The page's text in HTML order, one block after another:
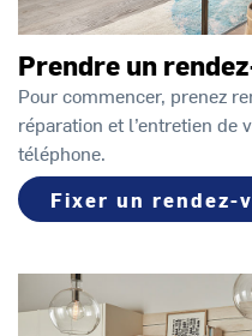
Prendre un
Pour commencer, prenez
réparation et l’entretien de
téléphone.
Fixer un rendez-